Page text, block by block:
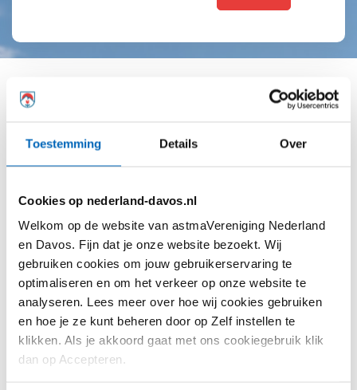
Toestemming Details Over
Cookies op nederland-davos.nl
Welkom op de website van astmaVereniging Nederland
en Davos. Fijn dat je onze website bezoekt. Wij
gebruiken cookies om jouw gebruikerservaring te
optimaliseren en om het verkeer op onze website te
analyseren. Lees meer over hoe wij cookies gebruiken
en hoe je ze kunt beheren door op Zelf instellen te
klikken. Als je akkoord gaat met ons cookiegebruik klik
dan op Accepteren.
Feiten en Cijfers
Astma Actieplan
Informatiekaarten
Interessante websites
Vragen en antwoorden
Downloads
Ervaringsverhalen
Reactie! Magazine
Reactie! Online
Video's